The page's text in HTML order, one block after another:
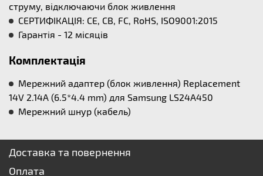
струму, відключаючи блок живлення
СЕРТИФІКАЦІЯ: CE, CB, FC, RoHS, ISO9001:2015
Гарантія - 12 місяців
Комплектація
Мережний адаптер (блок живлення) Replacement
14V 2.14A (6.5*4.4 mm) для Samsung LS24A450
Мережний шнур (кабель)
Доставка та повернення
Оплата